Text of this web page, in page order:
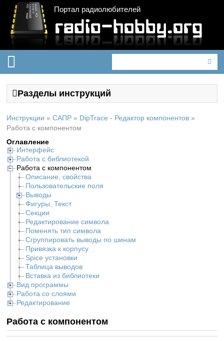
Портал радиолюбителей
Разделы инструкций
Инструкции » САПР » DipTrace - Редактор компонентов »
Работа с компонентом
Оглавление
Интерфейс
Работа с библиотекой
Работа с компонентом
Описание, свойства
Пользовательские поля
Выводы
Фигуры, Текст
Секции
Редактирование символа
Поменять тип символа
Сгруппировать выводы по шинам
Привязка к корпусу
Spice установки
Таблица выводов
Вставка из библиотеки
Вид программы
Работа со слоями
Редактирование
Работа с компонентом